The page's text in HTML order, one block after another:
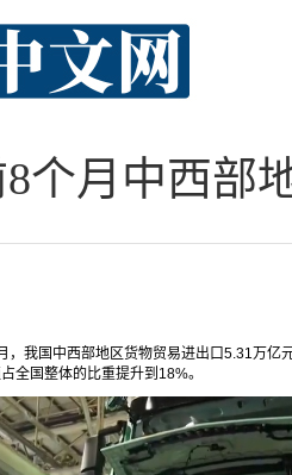
个月中西部
，我国中西部地区货物贸易进出口5.31万亿
全国整体的比重提升到18%。